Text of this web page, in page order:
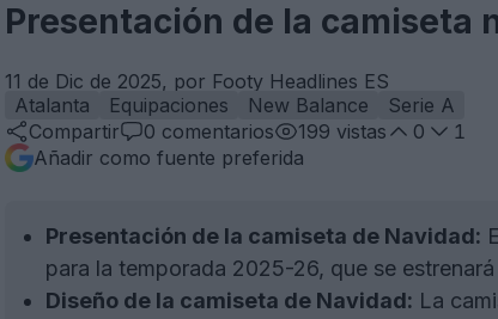
Presentación de la camiseta
11 de Dic de 2025, por Footy Headlines ES
Atalanta
Equipaciones New Balance
Serie A
Compartir
0 comentarios 199 vistas 0
1
Añadir como fuente preferida
Presentación de la camiseta de Navidad:
para la temporada 2025-26, que se
Diseño de la camiseta de Navidad: La